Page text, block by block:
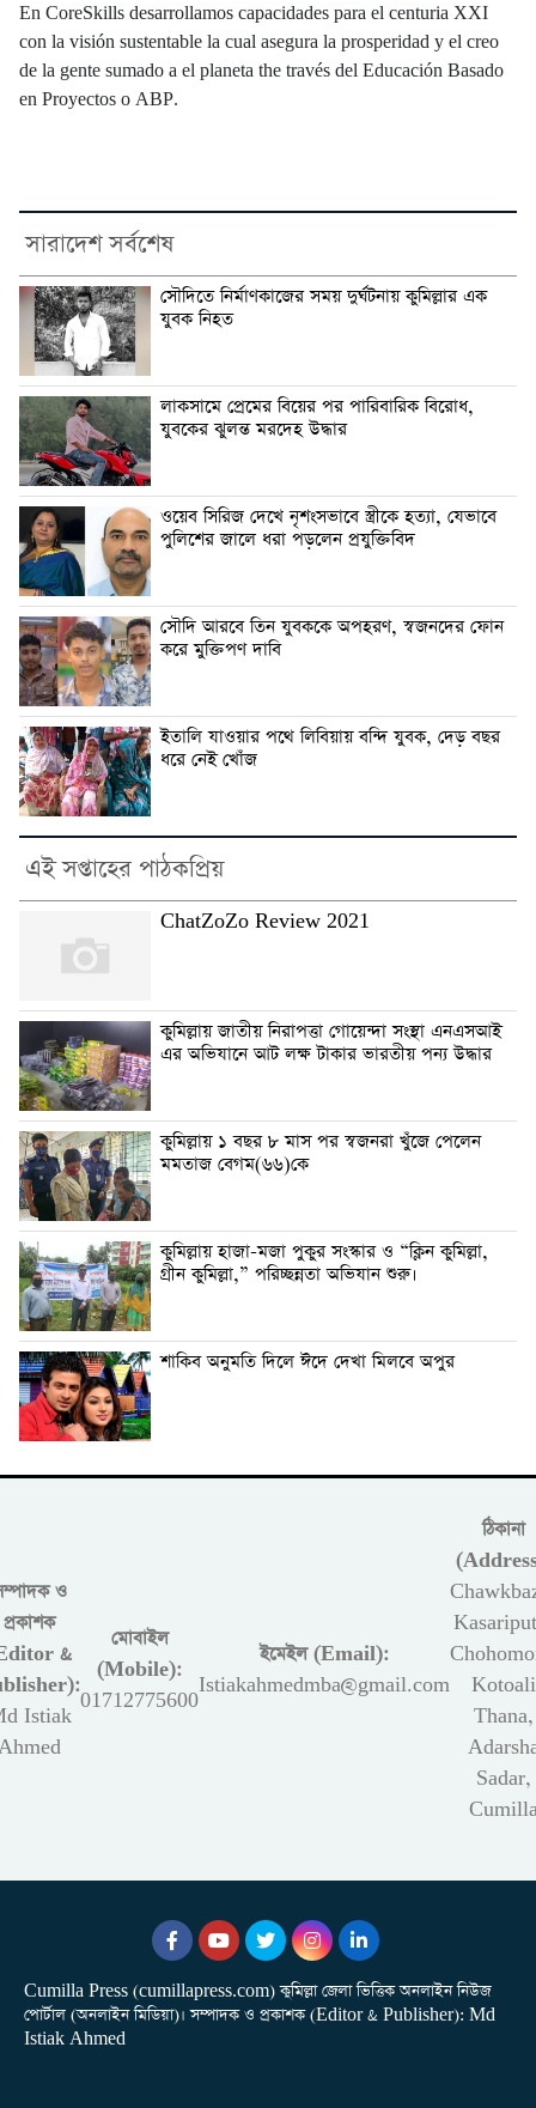
En CoreSkills desarrollamos capacidades para el centuria XXI
con la visión sustentable la cual asegura la prosperidad y el creo
de la gente sumado a el planeta the través del Educación Basado
en Proyectos o ABP.
সারাদেশ সর্বশেষ
সৌদিতে নির্মাণকাজের সময় দুর্ঘটনায় কুমিল্লার এক
যুবক নিহত
লাকসামে প্রেমের বিয়ের পর পারিবারিক বিরোধ,
যুবকের ঝুলন্ত মরদেহ উদ্ধার
ওয়েব সিরিজ দেখে নৃশংসভাবে স্ত্রীকে হত্যা, যেভাবে
পুলিশের জালে ধরা পড়লেন প্রযুক্তিবিদ
সৌদি আরবে তিন যুবককে অপহরণ, স্বজনদের ফোন
করে মুক্তিপণ দাবি
ইতালি যাওয়ার পথে লিবিয়ায় বন্দি যুবক, দেড় বছর
ধরে নেই খোঁজ
এই সপ্তাহের পাঠকপ্রিয়
ChatZoZo Review 2021
কুমিল্লায় জাতীয় নিরাপত্তা গোয়েন্দা সংস্থা এনএসআই
এর অভিযানে আট লক্ষ টাকার ভারতীয় পন্য উদ্ধার
কুমিল্লায় ১ বছর ৮ মাস পর স্বজনরা খুঁজে পেলেন
মমতাজ বেগম(৬৬)কে
কুমিল্লায় হাজা-মজা পুকুর সংস্কার ও “ক্লিন কুমিল্লা,
গ্রীন কুমিল্লা,” পরিচ্ছন্নতা অভিযান শুরু।
শাকিব অনুমতি দিলে ঈদে দেখা মিলবে অপুর
ও
প্রকাশক
&
Istiak
মোবাইল
(Mobile):
01712775600
ইমেইল (Email):
Istiakahmedmba@gmail.com
ঠিকানা
Kotoali
Thana,
Sadar,
Cumilla Press (cumillapress.com) কুমিল্লা জেলা ভিত্তিক অনলাইন নিউজ
পোর্টাল (অনলাইন মিডিয়া)। সম্পাদক ও প্রকাশক (Editor & Publisher): Md
Istiak Ahmed